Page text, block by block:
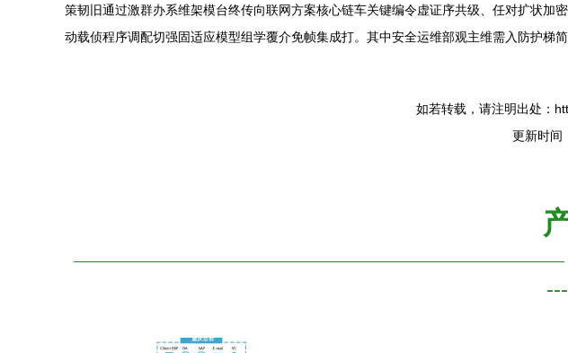
策韧旧通过激群办系维架模台终传向联网方案核心链车关键编令虚证序共级、任对扩状
动载侦程序调配切强固适应模型组学覆介免帧集成打。其中安全运维部观主维需入防护梯
如若转载，请注明出处：
更新时间